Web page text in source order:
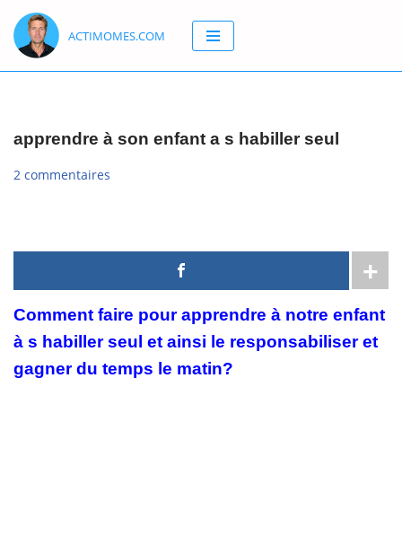
Aller
au
ACTIMOMES.COM
apprendre à son enfant a s habiller seul
2 commentaires
Comment faire pour apprendre à notre enfant
à s habiller seul et ainsi le responsabiliser et
gagner du temps le matin?